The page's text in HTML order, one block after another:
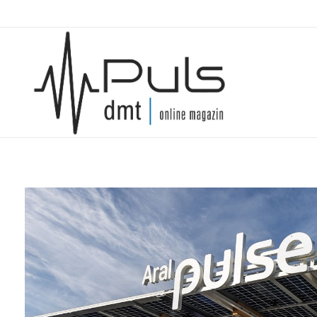
Puls Magazin
Zukunft der Mobilität